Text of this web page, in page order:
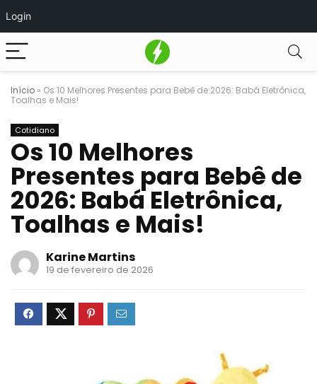
Login
Início » Os 10 Melhores Presentes para Bebê de 2026: Babá Eletrônica,
Toalhas e Mais!
Cotidiano
Os 10 Melhores
Presentes para Bebê de
2026: Babá Eletrônica,
Toalhas e Mais!
Karine Martins
19 de fevereiro de 2026